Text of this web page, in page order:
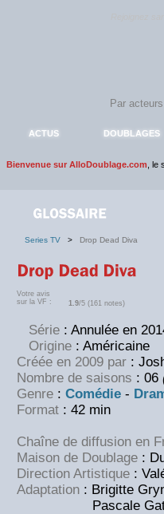
ACTUS DOUBLAGES
Bienvenue sur AlloDoublage.com ,
Series TV > Drop Dead Diva
Votre avis
sur la VF :
1.9/5 (161 notes)
Série : Annulée en
Origine : Américaine
Créée en 2009 par :
Nombre de saisons : 06
Genre : Comédie -
Format : 42 min
Chaîne de diffusion en
Maison de Doublage :
Direction Artistique :
Adaptation : Brigitte
Pascale